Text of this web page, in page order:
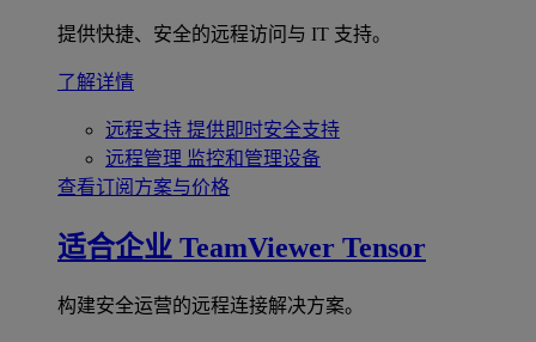
提供快捷、安全的远程访问与 IT 支持。
了解详情
远程支持 提供即时安全支持
远程管理 监控和管理设备
查看订阅方案与价格
适合企业 TeamViewer Tensor
构建安全运营的远程连接解决方案。